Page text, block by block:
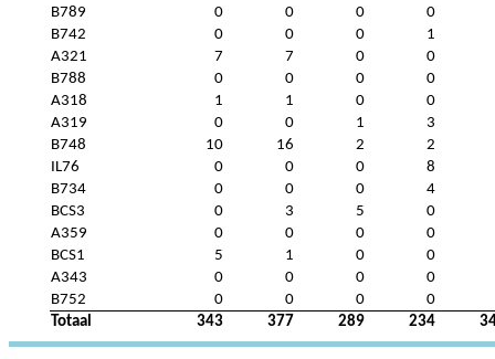
B789
0 0 0
0
B742
0 0 0
1
A321
7 7 0
0
B788
0 0 0
0
A318
1 1 0
0
A319
0 0 1
3
B748
10 16 2
2
IL76
0 0 0
8
B734
0 0 0
4
BCS3
0 3 5
0
A359
0 0 0
0
BCS1
5 1 0
0
A343
0 0 0
0
B752
0 0 0
0
Totaal
343 377 289 234